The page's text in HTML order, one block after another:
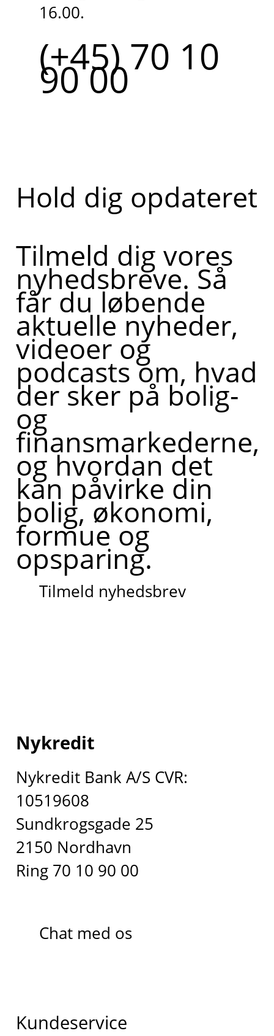
16.00.
(+45) 70 10
90 00
Hold dig opdateret
Tilmeld dig vores
nyhedsbreve. Så
får du løbende
aktuelle nyheder,
videoer og
podcasts om, hvad
der sker på bolig-
og
finansmarkederne,
og hvordan det
kan påvirke din
bolig, økonomi,
formue og
opsparing.
Tilmeld nyhedsbrev
Nykredit
Nykredit Bank A/S CVR:
10519608
Sundkrogsgade 25
2150 Nordhavn
Ring 70 10 90 00
Chat med os
Kundeservice